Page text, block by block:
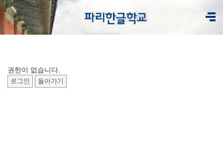
권한이 없습니다.
로그인 돌아가기